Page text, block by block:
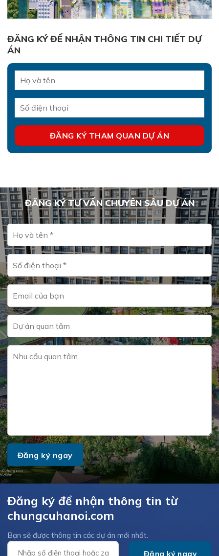
ĐĂNG KÝ ĐỂ NHẬN THÔNG TIN CHI TIẾT DỰ
ÁN
ĐĂNG KÝ TƯ VẤN CHUYÊN SÂU DỰ ÁN
Đăng ký để nhận thông tin từ
chungcuhanoi.com
Bạn sẽ được thông tin các dự án mới nhất.